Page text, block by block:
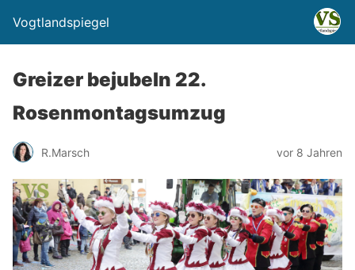
Vogtlandspiegel
Greizer bejubeln 22.
Rosenmontagsumzug
R.Marsch vor 8 Jahren